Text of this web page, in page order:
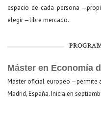
espacio de cada persona
elegir —libre mercado.
Máster en Economía
Máster oficial europeo —permite
Madrid, España. Inicia en